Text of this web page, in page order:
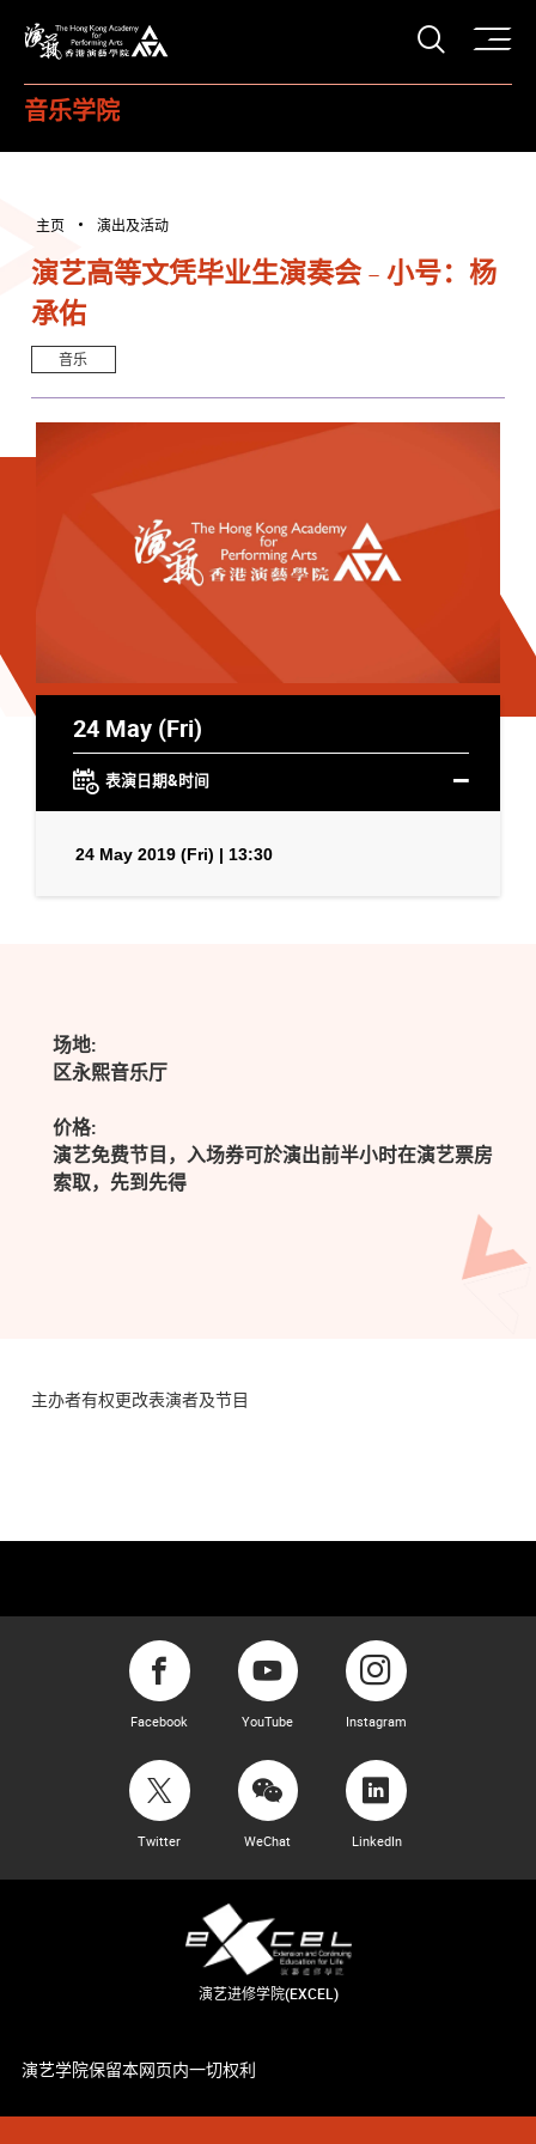
打开
音乐学院
主页 演出及活动
演艺高等文凭毕业生演奏会 - 小号：杨
承佑
音乐
24 May (Fri)
表演日期&时间
24 May 2019 (Fri) | 13:30
场地:
区永熙音乐厅
价格:
演艺免费节目，入场券可於演出前半小时在演艺票房
索取，先到先得
主办者有权更改表演者及节目
Facebook YouTube Instagram
Twitter WeChat LinkedIn
演艺进修学院(EXCEL)
演艺学院保留本网页内一切权利